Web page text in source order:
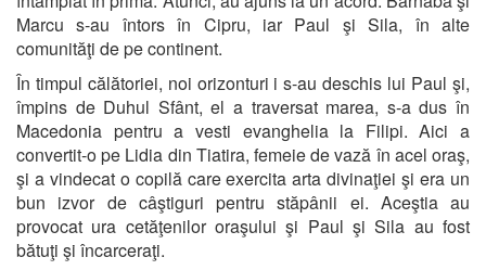
Marcu s-au întors în Cipru, iar Paul şi Sila, în alte
comunităţi de pe continent.
În timpul călătoriei, noi orizonturi i s-au deschis lui Paul şi,
împins de Duhul Sfânt, el a traversat marea, s-a dus în
Macedonia pentru a vesti evanghelia la Filipi. Aici a
convertit-o pe Lidia din Tiatira, femeie de vază în acel oraş,
şi a vindecat o copilă care exercita arta divinaţiei şi era un
bun izvor de câştiguri pentru stăpânii ei. Aceştia au
provocat ura cetăţenilor oraşului şi Paul şi Sila au fost
bătuţi şi încarceraţi.